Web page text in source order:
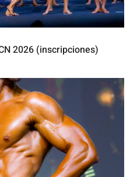
2026 (inscripciones)